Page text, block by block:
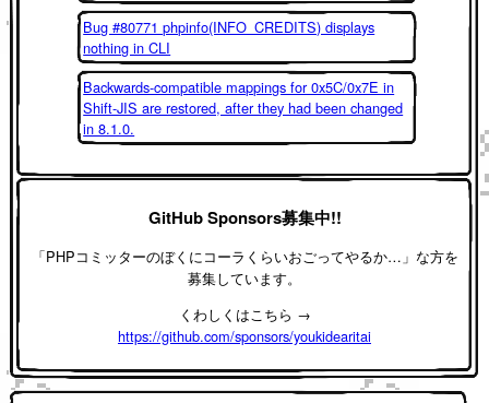
Bug #80771 phpinfo(INFO_CREDITS) displays
nothing in CLI
Backwards-compatible mappings for 0x5C/0x7E in
Shift-JIS are restored, after they had been changed
in 8.1.0.
GitHub Sponsors募集中!!
「PHPコミッターのぼくにコーラくらいおごってやるか…」な方を
募集しています。
くわしくはこちら →
https://github.com/sponsors/youkidearitai